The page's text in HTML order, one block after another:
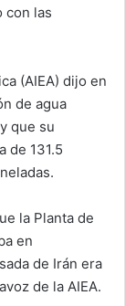
con las
(AIEA) dijo en
de agua
que su
de 131.5
la Planta de
en
de Irán era
de la AIEA.